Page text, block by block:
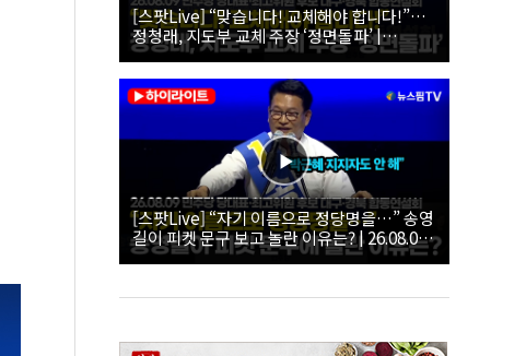
[스팟Live] “맞습니다! 교체해야 합니다!”…
정청래, 지도부 교체 주장 ‘정면돌파’ |
26.08.09 더불어민주당 당대표·최고위원 후
보 대구·경북 합동연설회
[스팟Live] “자기 이름으로 정당명을…” 송영
길이 피켓 문구 보고 놀란 이유는? | 26.08.09
더불어민주당 당대표·최고위원 후보 대구·경